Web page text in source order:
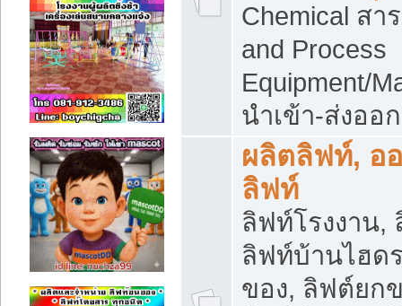
Chemical สา
and Process
Equipment/
นำเข้า-ส่งอ
ผลิตลิฟท์, อ
ลิฟท์
ลิฟท์โรงงาน
ลิฟท์บ้านไฮด
ของ, ลิฟต์ยก